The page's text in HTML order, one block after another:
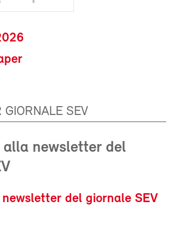
GIORNALE SEV
alla newsletter del
del giornale SEV